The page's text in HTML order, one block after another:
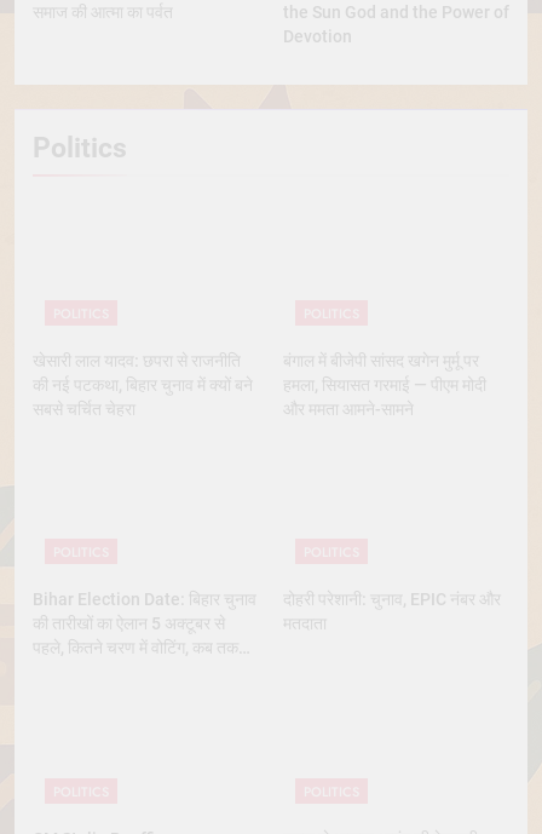
समाज की आत्मा का पर्वत
the Sun God and the Power of
Devotion
Politics
खेसारी लाल यादव: छपरा से राजनीति
की नई पटकथा, बिहार चुनाव में क्यों बने
सबसे चर्चित चेहरा
बंगाल में बीजेपी सांसद खगेन मुर्मू पर
हमला, सियासत गरमाई — पीएम मोदी
और ममता आमने-सामने
Bihar Election Date: बिहार चुनाव
की तारीखों का ऐलान 5 अक्टूबर से
पहले, कितने चरण में वोटिंग, कब तक
दोहरी परेशानी: चुनाव, EPIC नंबर और
मतदाता